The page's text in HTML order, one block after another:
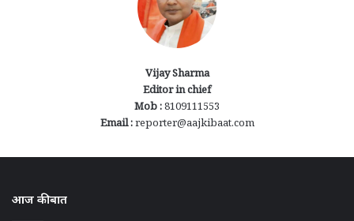
Vijay Sharma
Editor in chief
Mob :8109111553
Email :reporter@aajkibaat.com
आज की बात